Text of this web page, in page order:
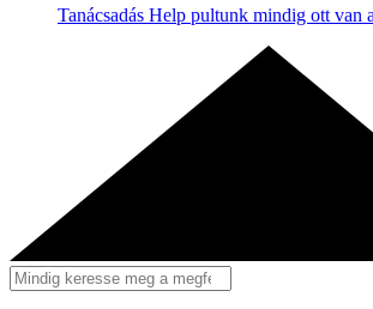
Tanácsadás Help pultunk mindig ott van